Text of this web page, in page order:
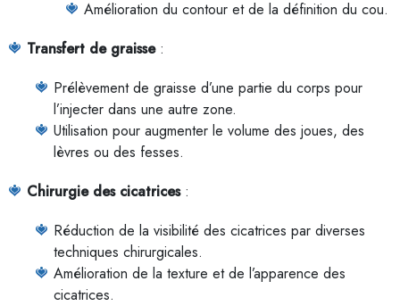
Amélioration du contour et de la définition du cou.
Transfert de graisse:
Prélèvement de graisse d’une partie du corps pour
l’injecter dans une autre zone.
Utilisation pour augmenter le volume des joues, des
lèvres ou des fesses.
Chirurgie des cicatrices:
Réduction de la visibilité des cicatrices par diverses
techniques chirurgicales.
Amélioration de la texture et de l’apparence des
cicatrices.